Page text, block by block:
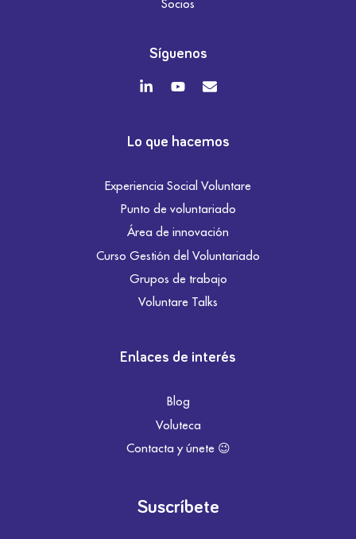
Socios
Síguenos
Lo que hacemos
Experiencia Social Voluntare
Punto de voluntariado
Área de innovación
Curso Gestión del Voluntariado
Grupos de trabajo
Voluntare Talks
Enlaces de interés
Blog
Voluteca
Contacta y únete 😉
Suscríbete